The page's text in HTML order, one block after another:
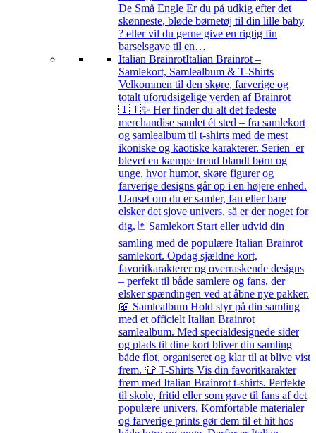
De Små Engle Er du på udkig efter det
skønneste, bløde børnetøj til din lille baby
? eller vil du gerne give en rigtig fin
barselsgave til en…
Italian BrainrotItalian Brainrot –
Samlekort, Samlealbum & T-Shirts
Velkommen til den skøre, farverige og
totalt uforudsigelige verden af Brainrot
🇮🇹✨ Her finder du alt det fedeste
merchandise samlet ét sted – fra samlekort
og samlealbum til t-shirts med de mest
ikoniske og kaotiske karakterer. Serien er
blevet en kæmpe trend blandt børn og
unge, hvor humor, skøre figurer og
farverige designs går op i en højere enhed.
Uanset om du er samler, fan eller bare
elsker det sjove univers, så er der noget for
dig. 🃏 Samlekort Start eller udvid din
samling med de populære Italian Brainrot
samlekort. Opdag sjældne kort,
favoritkarakterer og overraskende designs
– perfekt til både samlere og fans, der
elsker spændingen ved at åbne nye pakker.
📖 Samlealbum Hold styr på din samling
med et officielt Italian Brainrot
samlealbum. Med specialdesignede sider
og plads til dine kort bliver din samling
både flot, organiseret og klar til at blive vist
frem. 👕 T-Shirts Vis din favoritkarakter
frem med Italian Brainrot t-shirts. Perfekte
til skole, fritid eller som gave til fans af det
populære univers. Komfortable materialer
og farverige prints gør dem til et hit hos